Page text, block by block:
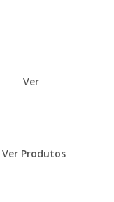
Ver
Ver Produtos